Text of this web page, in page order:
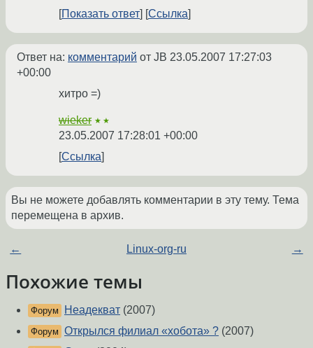
Показать ответ
Ссылка
Ответ на: комментарий от JB 23.05.2007 17:27:03
+00:00
хитро =)
wieker ★★
23.05.2007 17:28:01 +00:00
Ссылка
Вы не можете добавлять комментарии в эту тему. Тема
перемещена в архив.
← Linux-org-ru →
Похожие темы
Форум Неадекват (2007)
Форум Открылся филиал «хобота» ? (2007)